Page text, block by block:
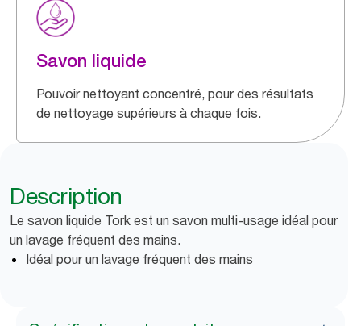
Savon liquide
Pouvoir nettoyant concentré, pour des résultats
de nettoyage supérieurs à chaque fois.
Description
Le savon liquide Tork est un savon multi-usage idéal pour
un lavage fréquent des mains.
Idéal pour un lavage fréquent des mains